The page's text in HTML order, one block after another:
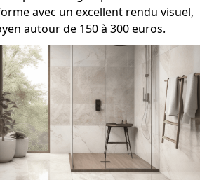
avec un excellent rendu visuel,
autour de 150 à 300 euros.